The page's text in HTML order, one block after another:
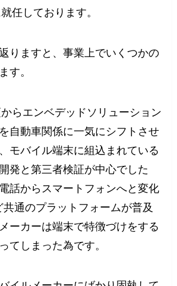
任しております。
りますと、事業上でいくつかの
す。
らエンベデッドソリューション
自動車関係に一気にシフトさせ
モバイル端末に組込まれている
発と第三者検証が中心でした
話からスマートフォンへと変化
共通のプラットフォームが普及
ーカーは端末で特徴づけをする
てしまった為です。